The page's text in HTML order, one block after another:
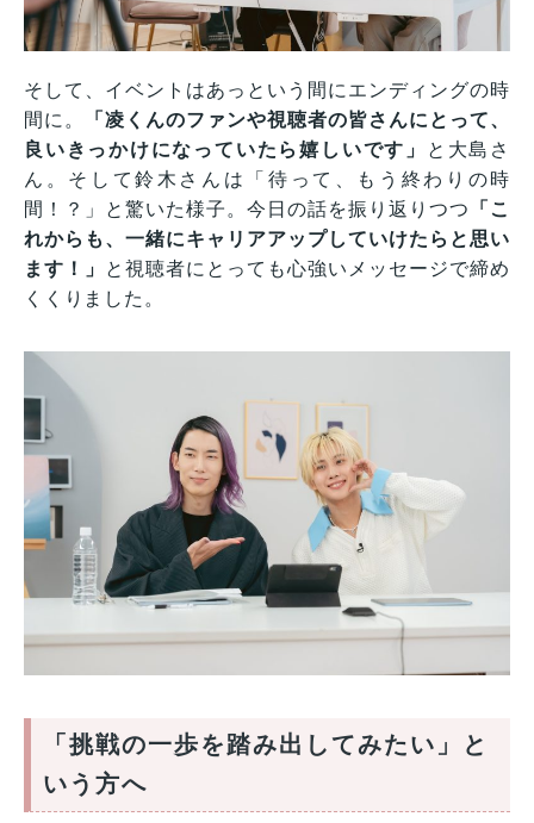
そして、イベントはあっという間にエンディングの時
間に。
「凌くんのファンや視聴者の皆さんにとって、
良いきっかけになっていたら嬉しいです」
と大島さ
ん。そして鈴木さんは「待って、もう終わりの時
間！？」と驚いた様子。今日の話を振り返りつつ
「こ
れからも、一緒にキャリアアップしていけたらと思い
ます！」
と視聴者にとっても心強いメッセージで締め
くくりました。
「挑戦の一歩を踏み出してみたい」と
いう方へ